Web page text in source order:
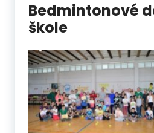
Bedmintonové
škole